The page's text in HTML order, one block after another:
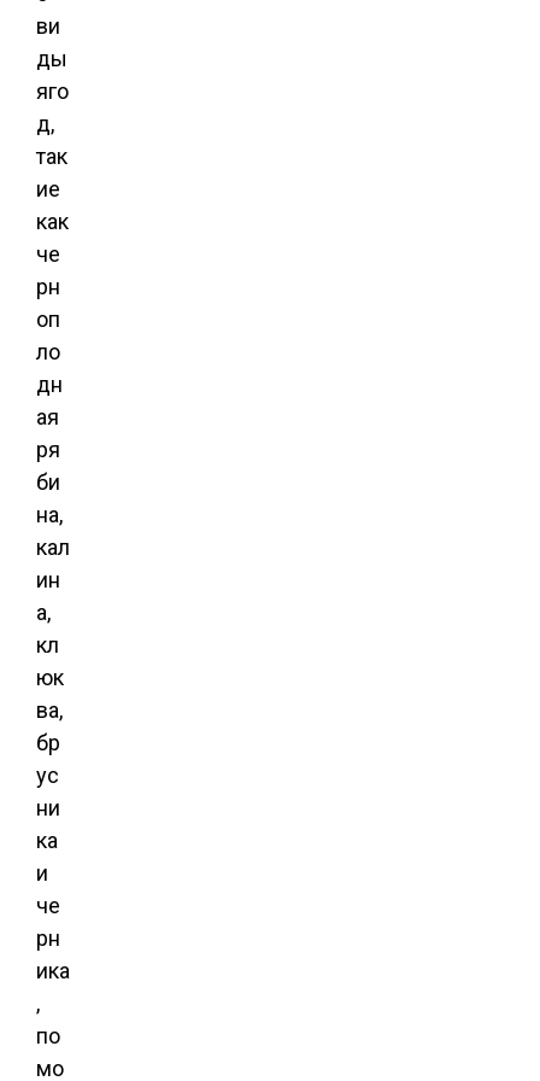
ви
ды
яго
д,
так
ие
как
че
рн
оп
ло
дн
ая
ря
би
на,
кал
ин
а,
кл
юк
ва,
бр
ус
ни
ка
и
че
рн
ика
,
по
мо